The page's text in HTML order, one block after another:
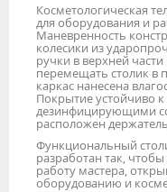
Косметологическая
для оборудования и
Маневренность
колесики из
ручки в верхней
перемещать столик в
каркас нанесена
Покрытие устойчиво
дезинфицирующими
расположен
Функциональный
разработан так,
работу мастера,
оборудованию и